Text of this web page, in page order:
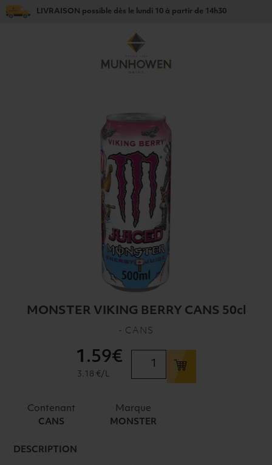
LIVRAISON possible dès le lundi 10 à partir de 14h30
MONSTER VIKING BERRY CANS 50cl
- CANS
MONSTER
BERRY
1 .59€
3.18 €/L
Contenant
CANS
Marque
MONSTER
DESCRIPTION